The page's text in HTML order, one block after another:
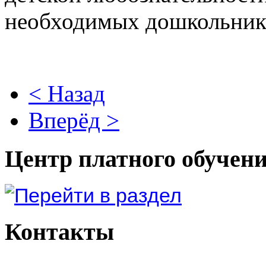
необходимых
< Назад
Вперёд >
Центр платного
Контакты